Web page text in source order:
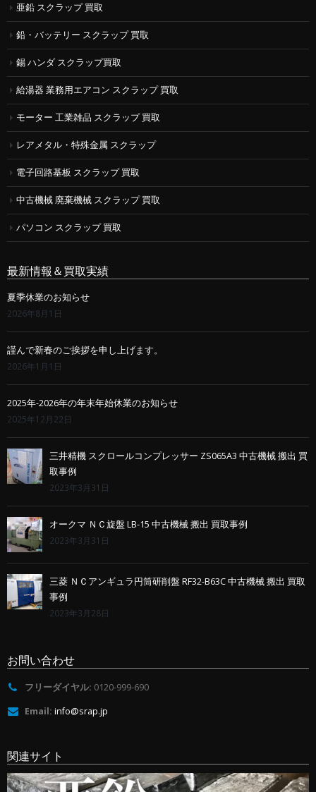
亜鉛 スクラップ 買取
鉛・バッテリー スクラップ 買取
錫 ハンダ スクラップ買取
給湯器 業務用エアコン スクラップ 買取
モーター 工業雑品 スクラップ 買取
レアメタル・特殊金属 スクラップ
電子回路基板 スクラップ 買取
中古機械 廃棄機械 スクラップ 買取
パソコン スクラップ 買取
最新情報＆買取実績
夏季休業のお知らせ
2026年8月1日
謹んで新春のご挨拶を申し上げます。
2026年1月1日
2025年-2026年の年末年始休業のお知らせ
2025年12月22日
三井精機 スクロールコンプレッサー ZS065A3 中古機械 搬出 買
取事例
2023年3月31日
オークマ ＮＣ旋盤 LB-15 中古機械 搬出 買取事例
2023年3月31日
三菱 ＮＣアンギュラ円筒研削盤 RF32-B63C 中古機械 搬出 買取
事例
2023年3月28日
お問い合わせ
フリーダイヤル: 0120-999-690
Email: info@srap.jp
関連サイト